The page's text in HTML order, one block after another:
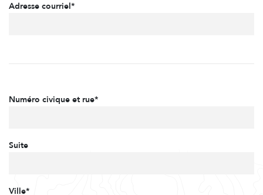
Adresse courriel*
Numéro civique et rue*
Suite
Ville*